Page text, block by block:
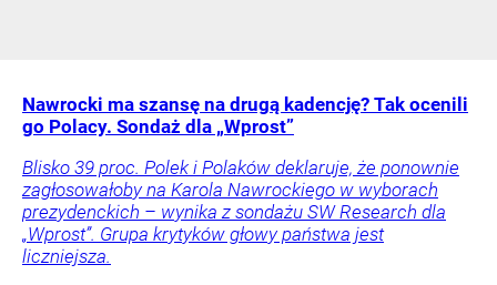
Nawrocki ma szansę na drugą kadencję? Tak ocenili
go Polacy. Sondaż dla „Wprost”
Blisko 39 proc. Polek i Polaków deklaruje, że ponownie
zagłosowałoby na Karola Nawrockiego w wyborach
prezydenckich – wynika z sondażu SW Research dla
„Wprost”. Grupa krytyków głowy państwa jest
liczniejsza.